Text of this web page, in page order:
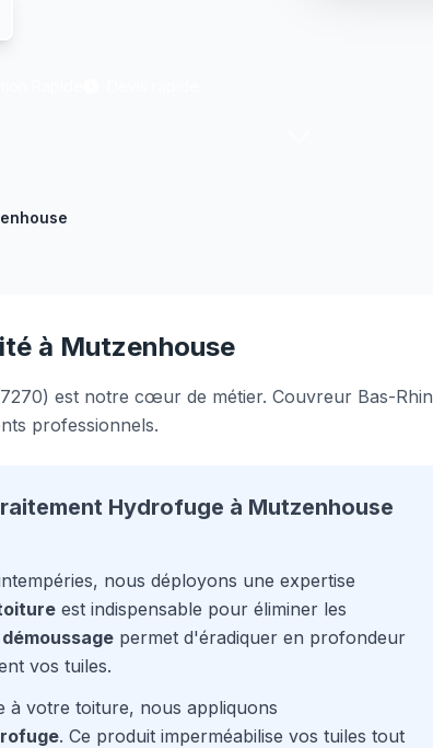
à Mutzenhouse
est notre cœur de métier. Couvreur Bas-Rhin
professionnels.
Hydrofuge à Mutzenhouse
nous déployons une expertise
est indispensable pour éliminer les
démoussage permet d'éradiquer en profondeur
vos tuiles.
à votre toiture, nous appliquons
. Ce produit imperméabilise vos tuiles tout